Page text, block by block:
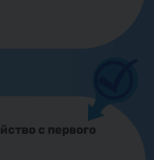
с первого